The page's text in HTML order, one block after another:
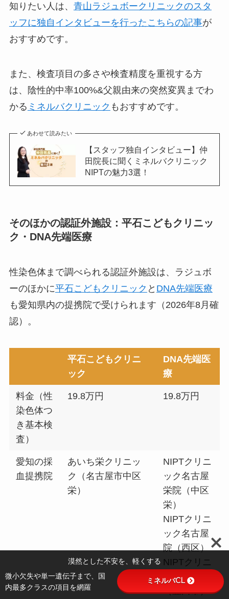
知りたい人は、 青山ラジュボークリニックのスタ
ッフに独自インタビューを行ったこちらの記事が
おすすめです。
また、検査項目の多さや検査精度を重視する方
は、陰性的中率100%&父親由来の突然変異までわ
かる ミネルバクリニック もおすすめです。
あわせて読みたい
【スタッフ独自インタビュー】仲
田院長に聞くミネルバクリニック
NIPTの魅力3選！
そのほかの認証外施設：平石こどもクリニッ
ク・DNA先端医療
性染色体まで調べられる認証外施設は、ラジュボ
ーのほかに平石こどもクリニック と DNA先端医療
も愛知県内の提携院で受けられます（2026年8月確
認）。
平石こどもクリニ
ック
DNA先端医
療
料金（性
染色体つ
き基本検
査）
19.8万円 19.8万円
愛知の採
血提携院
あいち栄クリニッ
ク（名古屋市中区
栄）
NIPTクリニ
ック名古屋
栄院（中区
栄）
NIPTクリニ
ック名古屋
院（西区）
NIPTクリニ
ック豊田院
（豊田市）
漠然とした不安を、軽くする
微小欠失や単一遺伝子まで、国
内最多クラスの項目を網羅
ミネルバCL